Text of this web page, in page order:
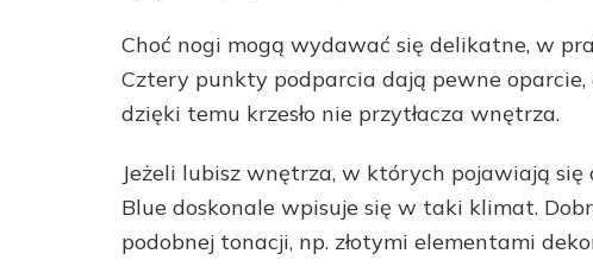
Choć nogi mogą wydawać się delikatne, w
Cztery punkty podparcia dają pewne
dzięki temu krzesło nie przytłacza wnętrza.
Jeżeli lubisz wnętrza, w których pojawiają
Blue doskonale wpisuje się w taki klimat.
podobnej tonacji, np. złotymi elementami